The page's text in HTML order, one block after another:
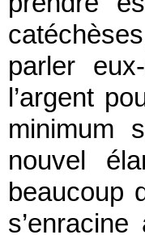
parler
l’argent
minimum
nouvel
beaucoup